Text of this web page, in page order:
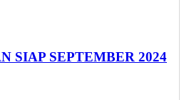
SIAP SEPTEMBER 2024